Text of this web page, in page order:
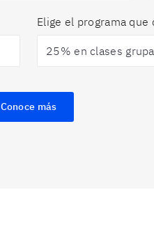
Elige el programa
Conoce más